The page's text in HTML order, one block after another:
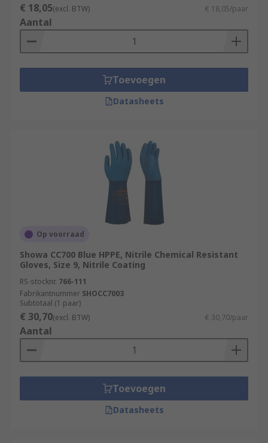
€ 18,05(excl. BTW) € 18,05/paar
Aantal
Toevoegen
Datasheets
Op voorraad
Showa CC700 Blue HPPE, Nitrile Chemical Resistant
Gloves, Size 9, Nitrile Coating
RS-stocknr. 766-111
Fabrikantnummer SHOCC7003
Subtotaal (1 paar)
€ 30,70(excl. BTW) € 30,70/paar
Aantal
Toevoegen
Datasheets